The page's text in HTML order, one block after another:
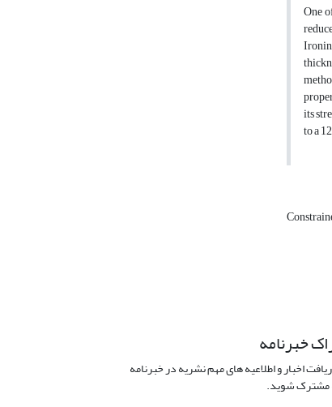
One
its
to a
خبرنامه
اخبار و اطلاعیه های مهم نشریه در خبرنامه
مشترک شوید.